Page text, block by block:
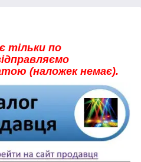
тільки по
(наложек немає).